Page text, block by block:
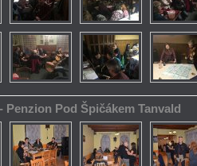
Penzion Pod Špičákem Tanvald